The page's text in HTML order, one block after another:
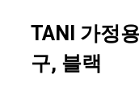
TANI 가정
구, 블랙